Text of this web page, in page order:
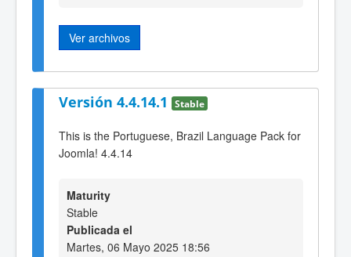
Ver archivos
Versión 4.4.14.1 Stable
This is the Portuguese, Brazil Language Pack for
Joomla! 4.4.14
Maturity
Stable
Publicada el
Martes, 06 Mayo 2025 18:56